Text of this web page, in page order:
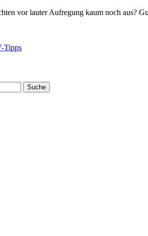
vor lauter Aufregung kaum noch aus?
Tipps